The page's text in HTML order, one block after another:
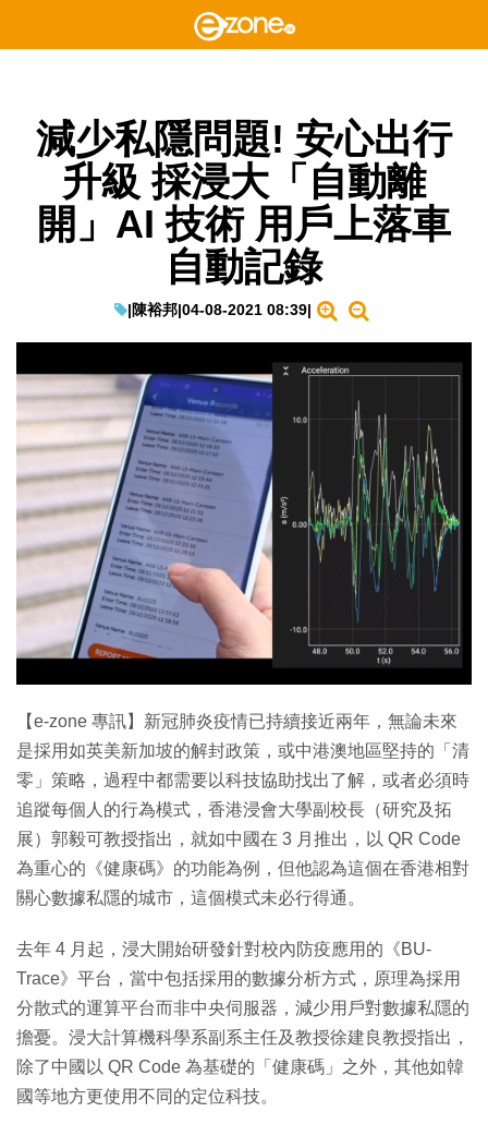
減少私隱問題! 安心出行
升級 採浸大「自動離
開」AI 技術 用戶上落車
自動記錄
|陳裕邦|04-08-2021 08:39|
【e-zone 專訊】新冠肺炎疫情已持續接近兩年，無論未來
是採用如英美新加坡的解封政策，或中港澳地區堅持的「清
零」策略，過程中都需要以科技協助找出了解，或者必須時
追蹤每個人的行為模式，香港浸會大學副校長（研究及拓
展）郭毅可教授指出，就如中國在 3 月推出，以 QR Code
為重心的《健康碼》的功能為例，但他認為這個在香港相對
關心數據私隱的城市，這個模式未必行得通。
去年 4 月起，浸大開始研發針對校內防疫應用的《BU-
Trace》平台，當中包括採用的數據分析方式，原理為採用
分散式的運算平台而非中央伺服器，減少用戶對數據私隱的
擔憂。浸大計算機科學系副系主任及教授徐建良教授指出，
除了中國以 QR Code 為基礎的「健康碼」之外，其他如韓
國等地方更使用不同的定位科技。